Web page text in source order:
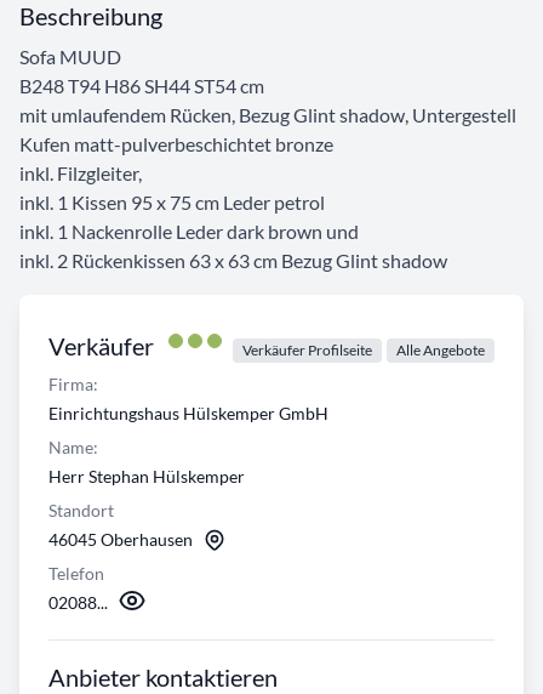
Verkäufer Verkäufer Profilseite Alle Angebote
Firma:
Einrichtungshaus Hülskemper GmbH
Name:
Herr Stephan Hülskemper
Standort
46045 Oberhausen
Telefon
02088...
Anbieter kontaktieren
Beschreibung
Sofa MUUD
B248 T94 H86 SH44 ST54 cm
mit umlaufendem Rücken, Bezug Glint shadow, Untergestell
Kufen matt-pulverbeschichtet bronze
inkl. Filzgleiter,
inkl. 1 Kissen 95 x 75 cm Leder petrol
inkl. 1 Nackenrolle Leder dark brown und
inkl. 2 Rückenkissen 63 x 63 cm Bezug Glint shadow